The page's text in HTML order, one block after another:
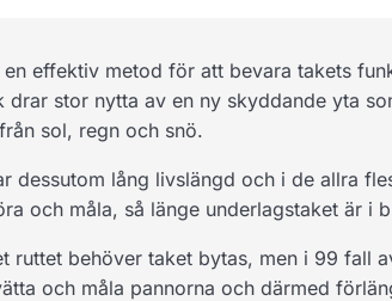
effektiv metod för att bevara takets
drar stor nytta av en ny skyddande yta
sol, regn och snö.
dessutom lång livslängd och i de allra
och måla, så länge underlagstaket är i
ruttet behöver taket bytas, men i 99 fall
och måla pannorna och därmed